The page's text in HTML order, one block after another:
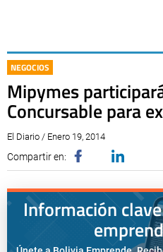
NEGOCIOS
Mipymes
Concursable para
El Diario / Enero 19, 2014
Compartir en:
Información